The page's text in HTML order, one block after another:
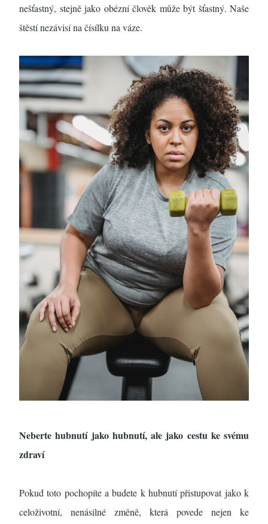
nešťastný, stejně jako obézní člověk může být šťastný. Naše
štěstí nezávisí na čísílku na váze.
Neberte hubnutí jako hubnutí, ale jako cestu ke svému
zdraví
Pokud toto pochopíte a budete k hubnutí přistupovat jako k
celoživotní, nenásilné změně, která povede nejen ke